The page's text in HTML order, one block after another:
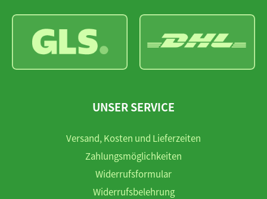
UNSER SERVICE
Versand, Kosten und Lieferzeiten
Zahlungsmöglichkeiten
Widerrufsformular
Widerrufsbelehrung